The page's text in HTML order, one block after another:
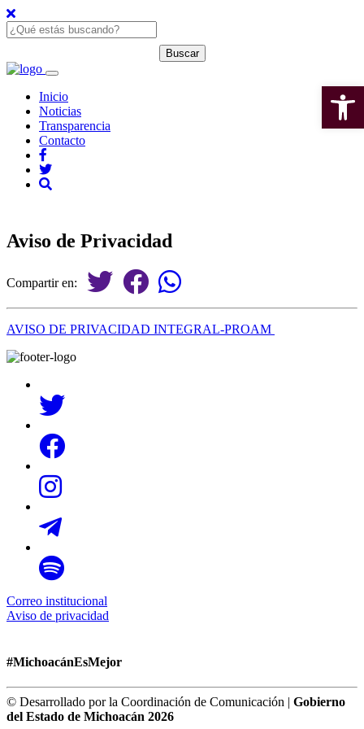
Inicio
Noticias
Transparencia
Contacto
Aviso de Privacidad
Compartir en:
AVISO DE PRIVACIDAD INTEGRAL-PROAM
Correo institucional
Aviso de privacidad
#MichoacánEsMejor
© Desarrollado por la Coordinación de Comunicación | Gobierno
del Estado de Michoacán 2026